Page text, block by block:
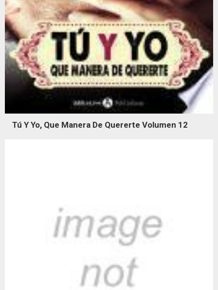
Tú Y Yo, Que Manera De Quererte Volumen 12